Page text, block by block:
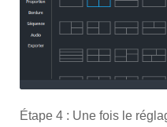
Étape 4 : Une fois le